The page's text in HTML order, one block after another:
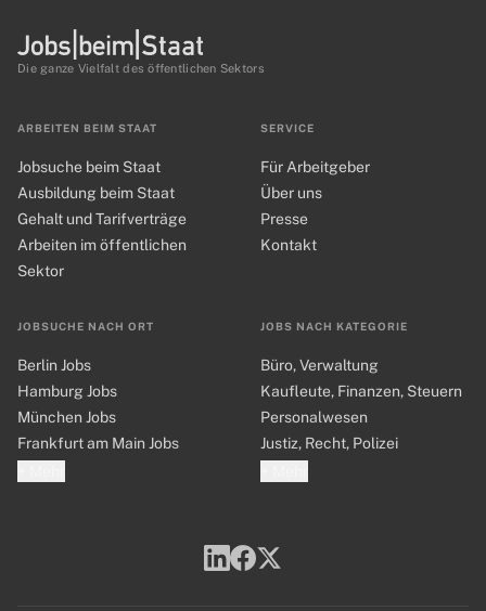
Die ganze Vielfalt des öffentlichen Sektors
ARBEITEN BEIM STAAT
Jobsuche beim Staat
Ausbildung beim Staat
Gehalt und Tarifverträge
Arbeiten im öffentlichen
Sektor
JOBSUCHE NACH ORT
Berlin Jobs
Hamburg Jobs
München Jobs
Frankfurt am Main Jobs
JOBS NACH KATEGORIE
Büro, Verwaltung
Kaufleute, Finanzen, Steuern
Personalwesen
Justiz, Recht, Polizei
SERVICE
Für Arbeitgeber
Über uns
Presse
Kontakt